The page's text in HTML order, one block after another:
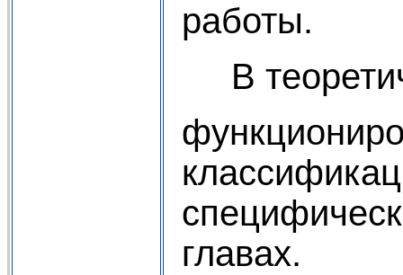
работы.
В
главах.